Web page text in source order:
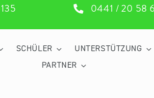
0441 / 20 58
SCHÜLER UNTERSTÜTZUNG
PARTNER